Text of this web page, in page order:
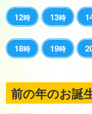
12時 13時
18時 19時
前の年のお誕